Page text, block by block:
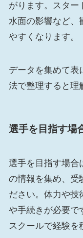
がります。スター
水面の影響など、
やすくなります。
データを集めて表
法で整理すると理
選手を目指す場
選手を目指す場合
の情報を集め、受
ださい。体力や技
や手続きが必要で
スクールで経験を